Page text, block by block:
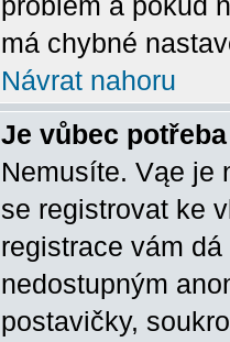
má chybné
Návrat nahoru
Je vůbec
Nemusíte. Vąe je
se registrovat ke
registrace vám
nedostupným
postavičky,